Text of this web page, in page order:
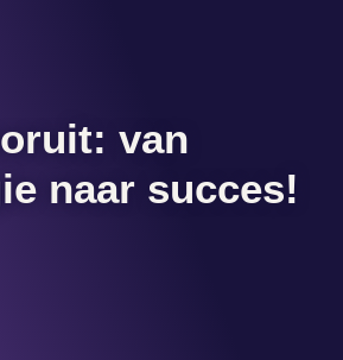
van
naar succes!